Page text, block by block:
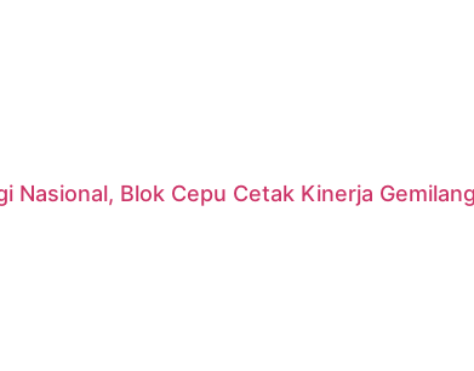
Nasional, Blok Cepu Cetak Kinerja